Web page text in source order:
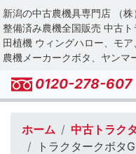
新潟の中古農機具専門店 （株
整備済み農機全国販売 中古ト
田植機 ウィングハロー、モア
農機メーカークボタ、ヤンマ
0120-278-607
ホーム 中古トラク
トラクタークボタ